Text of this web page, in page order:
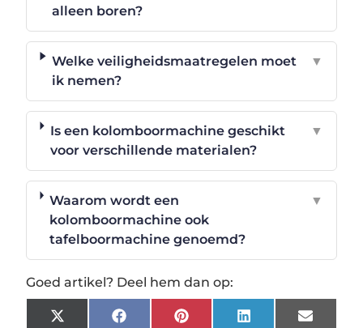
alleen boren?
Welke veiligheidsmaatregelen moet
ik nemen?
▼
Is een kolomboormachine geschikt
voor verschillende materialen?
▼
Waarom wordt een
kolomboormachine ook
tafelboormachine genoemd?
▼
Goed artikel? Deel hem dan op:
X
FacebookPinterestLinkedInEmail